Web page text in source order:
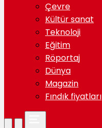
Çevre
Kültür sanat
Teknoloji
Eğitim
Röportaj
Dünya
Magazin
Fındık fiyatları